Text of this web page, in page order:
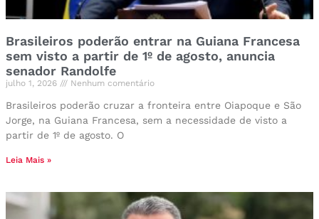
Brasileiros poderão entrar na Guiana Francesa
sem visto a partir de 1º de agosto, anuncia
senador Randolfe
julho 1, 2026 Nenhum comentário
Brasileiros poderão cruzar a fronteira entre Oiapoque e São
Jorge, na Guiana Francesa, sem a necessidade de visto a
partir de 1º de agosto. O
Leia Mais »